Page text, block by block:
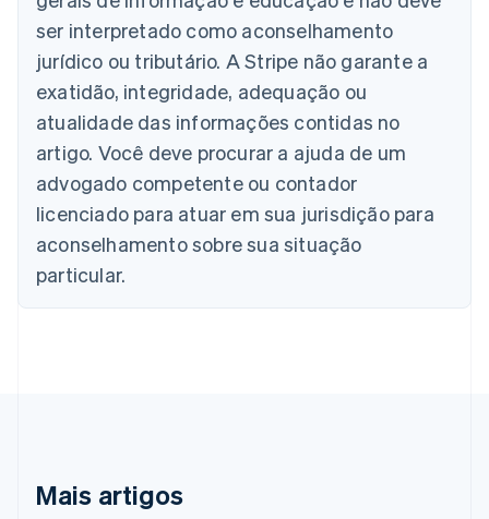
ser interpretado como aconselhamento
jurídico ou tributário. A Stripe não garante a
exatidão, integridade, adequação ou
atualidade das informações contidas no
artigo. Você deve procurar a ajuda de um
advogado competente ou contador
licenciado para atuar em sua jurisdição para
aconselhamento sobre sua situação
particular.
Mais artigos
Austrália
English
Áustria
Deutsch English
Bélgica
Nederlands Français DeutschEnglish
Brasil
Bulgária
English
Canadá
China continental
Eslováquia